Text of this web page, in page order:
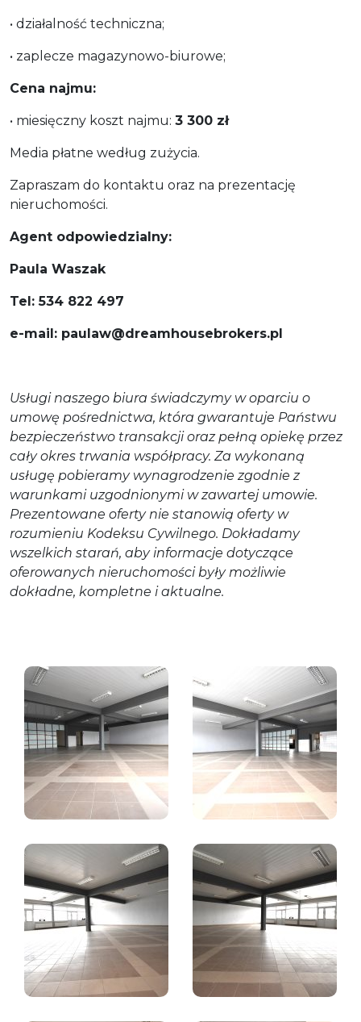
• działalność techniczna;
• zaplecze magazynowo-biurowe;
Cena najmu:
• miesięczny koszt najmu: 3 300 zł
Media płatne według zużycia.
Zapraszam do kontaktu oraz na prezentację
nieruchomości.
Agent odpowiedzialny:
Paula Waszak
Tel: 534 822 497
e-mail: paulaw@dreamhousebrokers.pl
Usługi naszego biura świadczymy w oparciu o
umowę pośrednictwa, która gwarantuje Państwu
bezpieczeństwo transakcji oraz pełną opiekę przez
cały okres trwania współpracy. Za wykonaną
usługę pobieramy wynagrodzenie zgodnie z
warunkami uzgodnionymi w zawartej umowie.
Prezentowane oferty nie stanowią oferty w
rozumieniu Kodeksu Cywilnego. Dokładamy
wszelkich starań, aby informacje dotyczące
oferowanych nieruchomości były możliwie
dokładne, kompletne i aktualne.